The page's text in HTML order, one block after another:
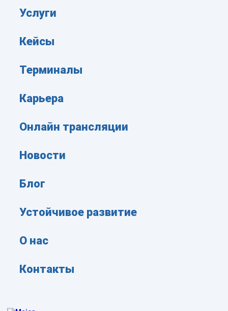
Услуги
Кейсы
Терминалы
Карьера
Онлайн трансляции
Новости
Блог
Устойчивое развитие
О нас
Контакты